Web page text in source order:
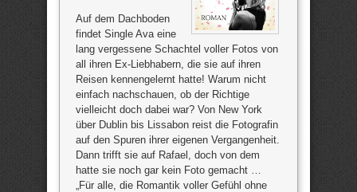
Auf dem Dachboden
findet Single Ava eine
lang vergessene Schachtel voller Fotos von
all ihren Ex-Liebhabern, die sie auf ihren
Reisen kennengelernt hatte! Warum nicht
einfach nachschauen, ob der Richtige
vielleicht doch dabei war? Von New York
über Dublin bis Lissabon reist die Fotografin
auf den Spuren ihrer eigenen Vergangenheit.
Dann trifft sie auf Rafael, doch von dem
hatte sie noch gar kein Foto gemacht …
„Für alle, die Romantik voller Gefühl ohne